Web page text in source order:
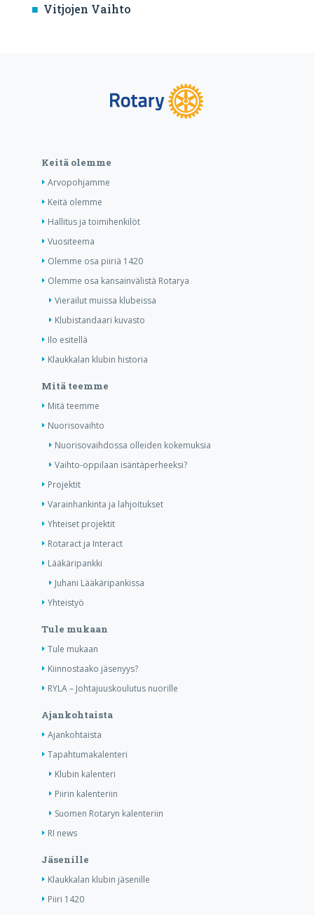
Vitjojen Vaihto
Keitä olemme
Arvopohjamme
Keitä olemme
Hallitus ja toimihenkilöt
Vuositeema
Olemme osa piiriä 1420
Olemme osa kansainvälistä Rotarya
Vierailut muissa klubeissa
Klubistandaari kuvasto
Ilo esitellä
Klaukkalan klubin historia
Mitä teemme
Mitä teemme
Nuorisovaihto
Nuorisovaihdossa olleiden kokemuksia
Vaihto-oppilaan isäntäperheeksi?
Projektit
Varainhankinta ja lahjoitukset
Yhteiset projektit
Rotaract ja Interact
Lääkäripankki
Juhani Lääkäripankissa
Yhteistyö
Tule mukaan
Tule mukaan
Kiinnostaako jäsenyys?
RYLA – Johtajuuskoulutus nuorille
Ajankohtaista
Ajankohtaista
Tapahtumakalenteri
Klubin kalenteri
Piirin kalenteriin
Suomen Rotaryn kalenteriin
RI news
Jäsenille
Klaukkalan klubin jäsenille
Piiri 1420